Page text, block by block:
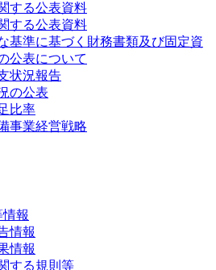
する公表資料
する公表資料
基準に基づく財務書類及び固定資
公表について
状況報告
の公表
比率
事業経営戦略
情報
情報
情報
する規則等